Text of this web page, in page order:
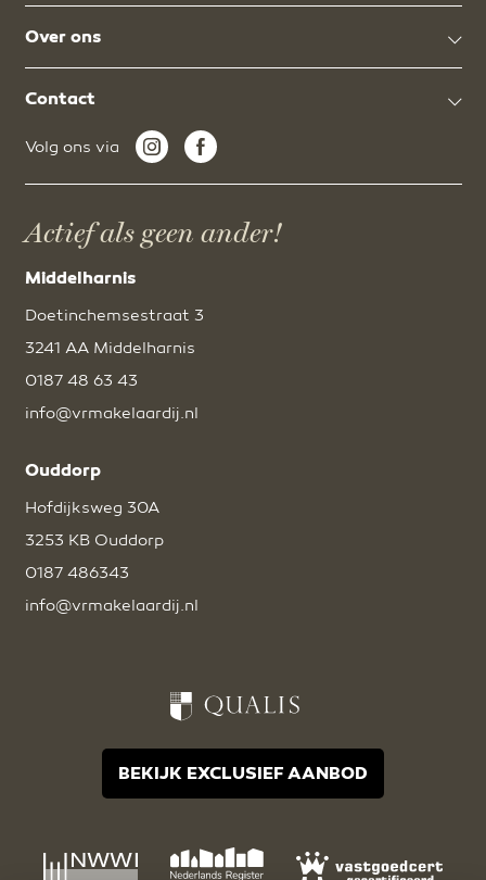
Over ons
Contact
Volg ons via
Actief als geen ander!
Middelharnis
Doetinchemsestraat 3
3241 AA Middelharnis
0187 48 63 43
info@vrmakelaardij.nl
Ouddorp
Hofdijksweg 30A
3253 KB Ouddorp
0187 486343
info@vrmakelaardij.nl
BEKIJK EXCLUSIEF AANBOD